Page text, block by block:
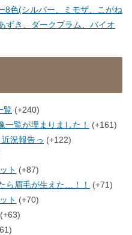
8色(シルバー、ミモザ、こがね
ずき、ダークプラム、バイオ
覧 +240
一覧が埋まりました！
+161
況報告っ
+122
ト
+87
ら眉毛が生えた…！！
+71
ト
+70
+63